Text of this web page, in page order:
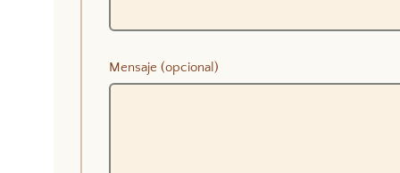
Mensaje (opcional)